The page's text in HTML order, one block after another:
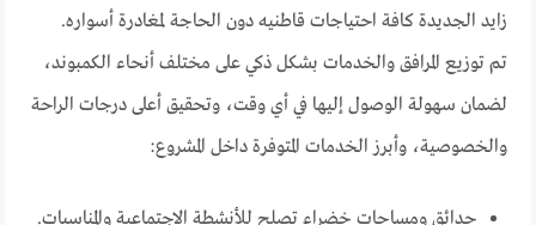
زايد الجديدة كافة احتياجات قاطنيه دون الحاجة لمغادرة أسواره.
تم توزيع المرافق والخدمات بشكل ذكي على مختلف أنحاء الكمبوند،
لضمان سهولة الوصول إليها في أي وقت، وتحقيق أعلى درجات الراحة
والخصوصية، وأبرز الخدمات المتوفرة داخل المشروع:
حدائق ومساحات خضراء تصلح للأنشطة الاجتماعية والمناسبات.